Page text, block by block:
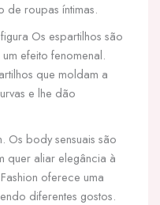
de roupas íntimas.
Os espartilhos são
efeito fenomenal.
que moldam a
e lhe dão
Os body sensuais são
quer aliar elegância à
oferece uma
diferentes gostos.